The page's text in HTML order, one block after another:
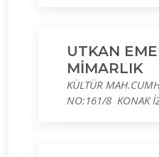
UTKAN
MİMARLIK
KÜLTÜR
NO:161/8 KONAK